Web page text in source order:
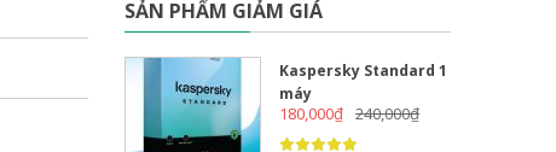
SẢN PHẨM GIẢM GIÁ
Kaspersky Standard 1
máy
240,000₫
180,000₫